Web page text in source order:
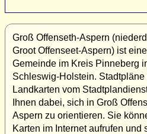
Groß Offenseth-Aspern
Groot Offenseet-Aspern) ist eine
Gemeinde im Kreis Pinneberg
Schleswig-Holstein. Stadtpläne
Landkarten vom
Ihnen dabei, sich in Groß
Aspern zu orientieren. Sie
Karten im Internet aufrufen und